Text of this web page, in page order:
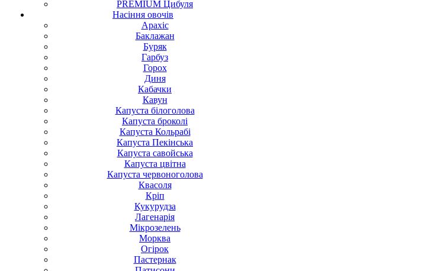
PREMIUM Цибуля
Насіння овочів
Арахіс
Баклажан
Буряк
Гарбуз
Горох
Диня
Кабачки
Кавун
Капуста білоголова
Капуста броколі
Капуста Кольрабі
Капуста Пекінська
Капуста савойська
Капуста цвітна
Капуста червоноголова
Квасоля
Кріп
Кукурудза
Лагенарія
Мікрозелень
Морква
Огірок
Пастернак